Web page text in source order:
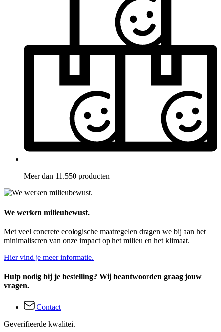
Meer dan 11.550 producten
We werken milieubewust.
Met veel concrete ecologische maatregelen dragen we bij aan het
minimaliseren van onze impact op het milieu en het klimaat.
Hier vind je meer informatie.
Hulp nodig bij je bestelling? Wij beantwoorden graag jouw
vragen.
Contact
Geverifieerde kwaliteit